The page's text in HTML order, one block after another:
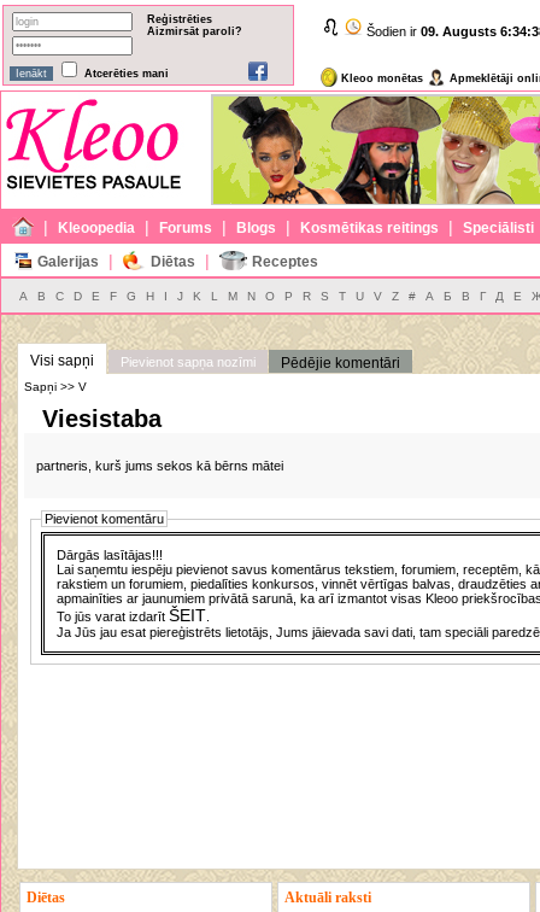
Reģistrēties
Aizmirsāt paroli?
Atcerēties mani
Šodien ir 09. Augusts
Kleoo monētas Apmeklētāji
| Kleoopedia | Forums | Blogs | Kosmētikas reitings | Speciālisti
Galerijas | Diētas | Receptes
A B C D E F G H I J K L M N O P R S T U V Z # А Б В Г Д Е
Visi sapņi Pievienot sapņa nozīmi Pēdējie komentāri
Sapņi >> V
Viesistaba
partneris, kurš jums sekos kā bērns mātei
Pievienot komentāru
Dārgās lasītājas!!!
Lai saņemtu iespēju pievienot savus komentārus tekstiem, forumiem, receptēm,
rakstiem un forumiem, piedalīties konkursos, vinnēt vērtīgas balvas, draudzēties
apmainīties ar jaunumiem privātā sarunā, ka arī izmantot visas Kleoo
To jūs varat izdarītŠEIT
Ja Jūs jau esat piereģistrēts lietotājs, Jums jāievada savi dati, tam speciāli
Diētas Aktuāli raksti